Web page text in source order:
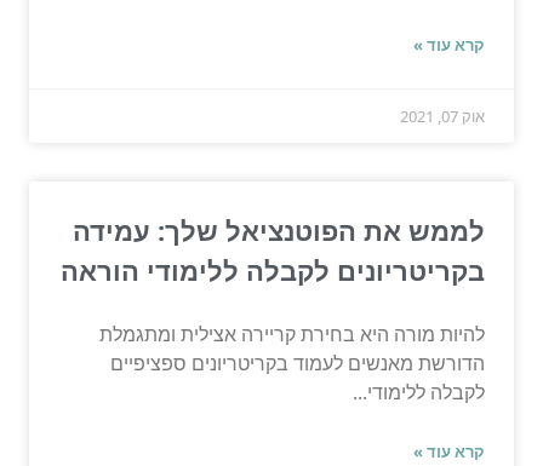
קרא עוד »
אוק 07, 2021
לממש את הפוטנציאל שלך: עמידה
בקריטריונים לקבלה ללימודי הוראה
להיות מורה היא בחירת קריירה אצילית ומתגמלת
הדורשת מאנשים לעמוד בקריטריונים ספציפיים
לקבלה ללימודי...
קרא עוד »